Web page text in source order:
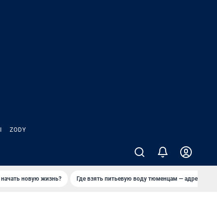
ZODY
начать новую жизнь? Где взять питьевую воду тюменцам — адреса